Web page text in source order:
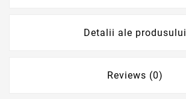
Detalii ale produsului
Reviews (0)